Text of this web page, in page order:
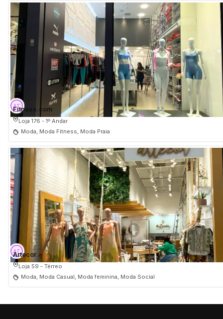
Fitness.com
Loja 176 - 1º Andar
Moda, Moda Fitness, Moda Praia
Artecor
Loja 59 - Térreo
Moda, Moda Casual, Moda feminina, Moda Social